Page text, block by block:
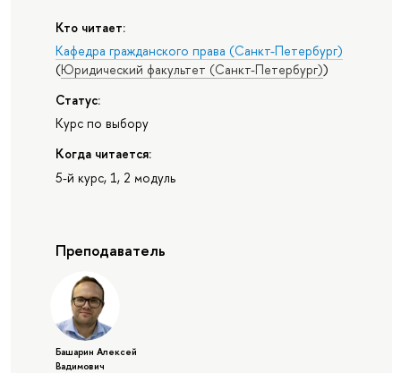
Кто читает:
Кафедра гражданского права (Санкт-Петербург)
(Юридический факультет (Санкт-Петербург))
Статус:
Курс по выбору
Когда читается:
5-й курс, 1, 2 модуль
Преподаватель
Башарин Алексей
Вадимович